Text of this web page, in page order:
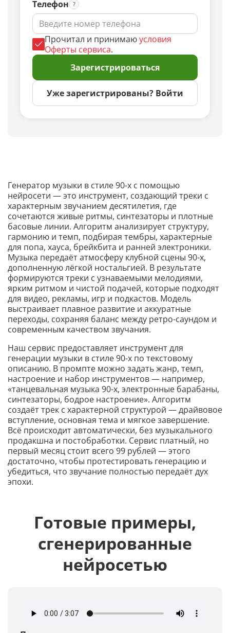
Телефон
Прочитал и принимаюусловия
Оферты сервиса.
Зарегистрироваться
Уже зарегистрированы? Войти
Генератор музыки в стиле 90-х с помощью
нейросети — это инструмент, создающий треки с
характерным звучанием десятилетия, где
сочетаются живые ритмы, синтезаторы и плотные
басовые линии. Алгоритм анализирует структуру,
гармонию и темп, подбирая тембры, характерные
для попа, хауса, брейкбита и ранней электроники.
Музыка передаёт атмосферу клубной сцены 90-х,
дополненную лёгкой ностальгией. В результате
формируются треки с узнаваемыми мелодиями,
ярким ритмом и чистой подачей, которые подходят
для видео, рекламы, игр и подкастов. Модель
выстраивает плавное развитие и аккуратные
переходы, сохраняя баланс между ретро-саундом и
современным качеством звучания.
Наш сервис предоставляет инструмент для
генерации музыки в стиле 90-х по текстовому
описанию. В промпте можно задать жанр, темп,
настроение и набор инструментов — например,
«танцевальная музыка 90-х, электронные барабаны,
синтезаторы, бодрое настроение». Алгоритм
создаёт трек с характерной структурой — драйвовое
вступление, основная тема и мягкое завершение.
Всё происходит автоматически, без музыкального
продакшна и постобработки. Сервис платный, но
первый месяц стоит всего 99 рублей — этого
достаточно, чтобы протестировать генерацию и
убедиться, что звучание полностью передаёт дух
эпохи.
Готовые примеры,
сгенерированные
нейросетью